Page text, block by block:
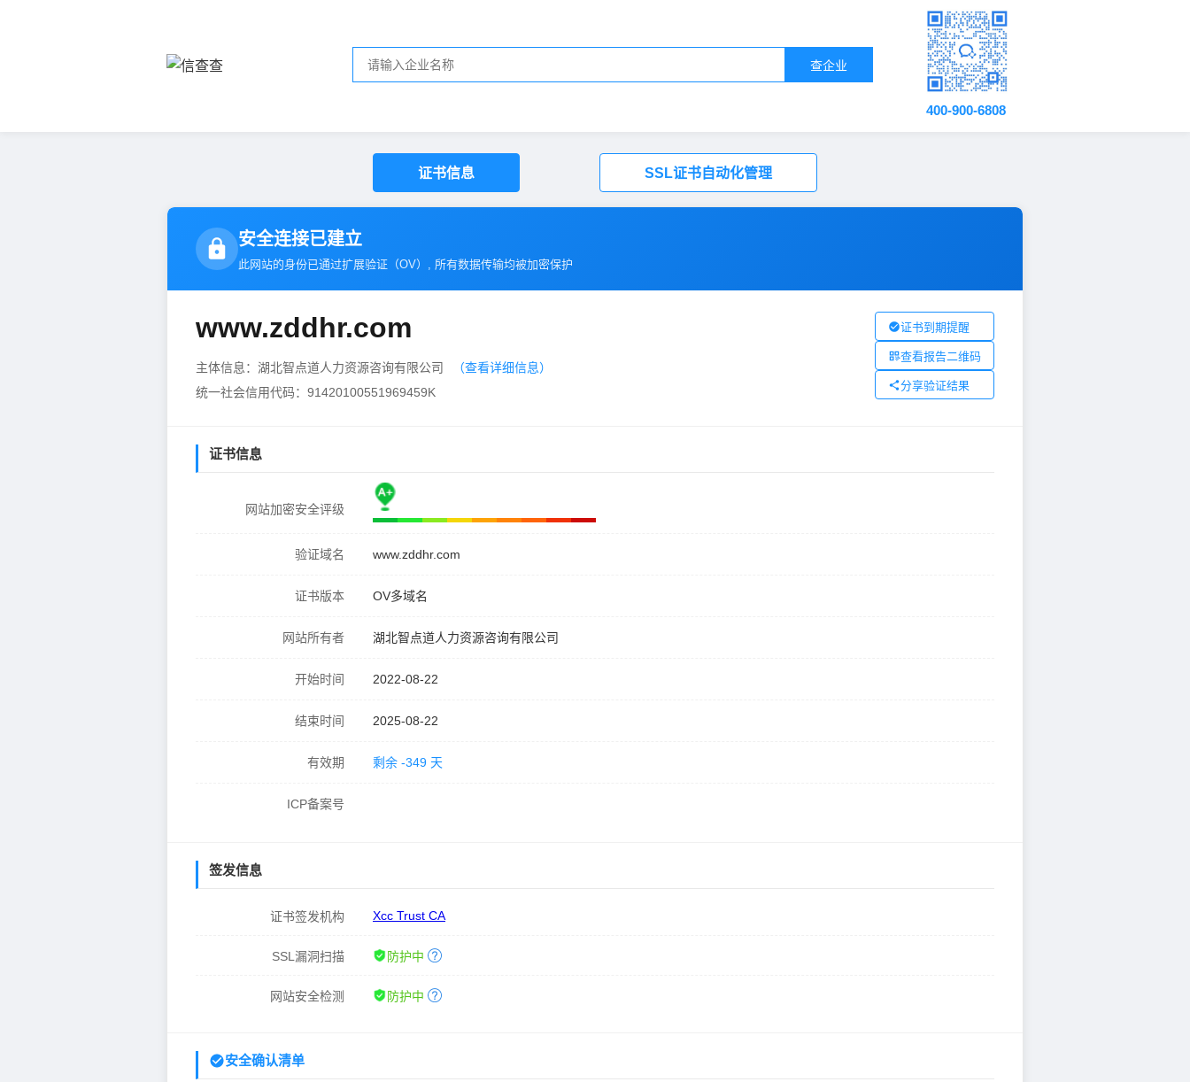
查企业
400-900-6808
证书信息 SSL证书自动化管理
安全连接已建立
此网站的身份已通过扩展验证（OV）, 所有数据传输均被加密保护
www.zddhr.com
主体信息：湖北智点道人力资源咨询有限公司
（查看详细信息）
统一社会信用代码：91420100551969459K
证书到期提醒
查看报告二维码
分享验证结果
证书信息
网站加密安全评级
验证域名 www.zddhr.com
证书版本 OV多域名
网站所有者 湖北智点道人力资源咨询有限公司
开始时间 2022-08-22
结束时间 2025-08-22
有效期 剩余 -349 天
ICP备案号
签发信息
证书签发机构 Xcc Trust CA
SSL漏洞扫描 防护中
网站安全检测 防护中
安全确认清单